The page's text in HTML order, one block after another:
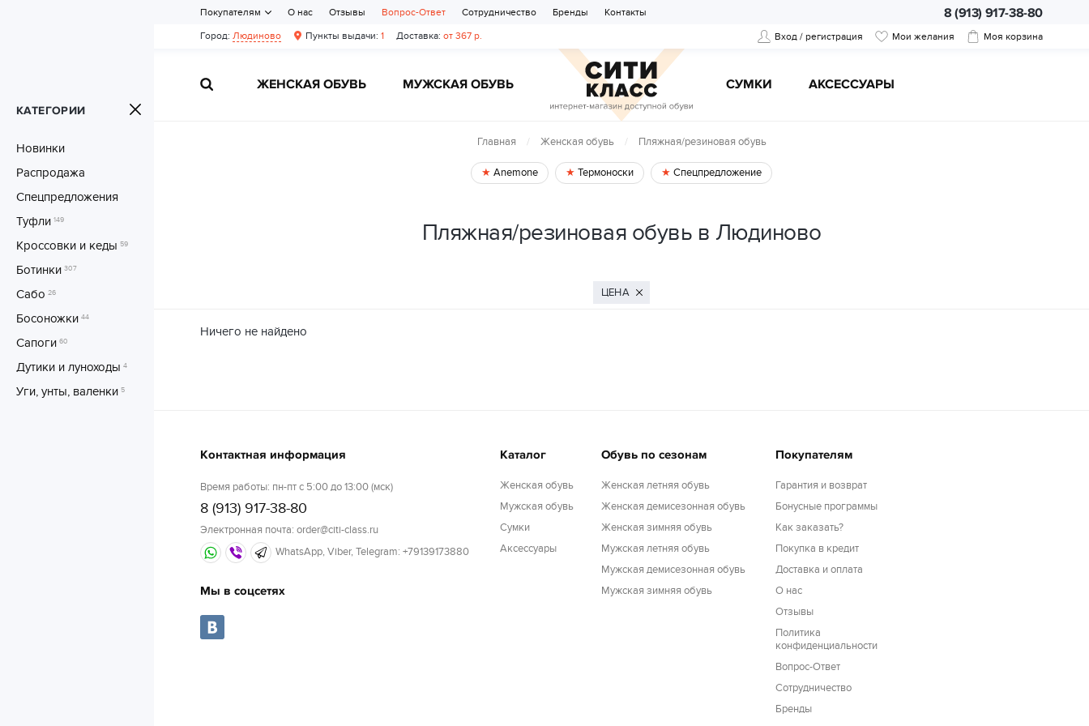
Вход / регистрация Мои желания Моя корзина
ЖЕНСКАЯ ОБУВЬ МУЖСКАЯ ОБУВЬ CУМКИ АКСЕССУАРЫ
Город: Людиново Пункты выдачи: 1 Доставка: от 367 р.
8 (913) 917-38-80
Покупателям О нас Отзывы Вопрос-Ответ Сотрудничество Бренды Контакты
КАТЕГОРИИ
Новинки
Распродажа
Спецпредложения
Туфли 149
Кроссовки и кеды 59
Ботинки 307
Сабо 26
Босоножки 44
Сапоги 60
Дутики и луноходы 4
Уги, унты, валенки 5
Главная Женская обувь Пляжная/резиновая обувь
Anemone Термоноски Спецпредложение
Пляжная/резиновая обувь в Людиново
ЦЕНА
Ничего не найдено
Контактная информация
Время работы: пн-пт с 5:00 до 13:00 (мск)
8 (913) 917-38-80
Электронная почта: order@citi-class.ru
WhatsApp, Viber, Telegram: +79139173880
Мы в соцсетях
Каталог
Женская обувь
Мужская обувь
Cумки
Аксессуары
Обувь по сезонам
Женская летняя обувь
Женская демисезонная обувь
Женская зимняя обувь
Мужская летняя обувь
Мужская демисезонная обувь
Мужская зимняя обувь
Покупателям
Гарантия и возврат
Бонусные программы
Как заказать?
Покупка в кредит
Доставка и оплата
О нас
Отзывы
Политика
конфиденциальности
Вопрос-Ответ
Сотрудничество
Бренды